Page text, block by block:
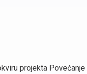
projekta Povećanje